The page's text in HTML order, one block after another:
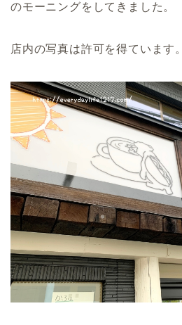
のモーニングをしてきました。
店内の写真は許可を得ています。